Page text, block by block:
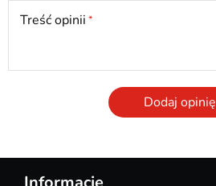
Treść opinii
Dodaj opinię